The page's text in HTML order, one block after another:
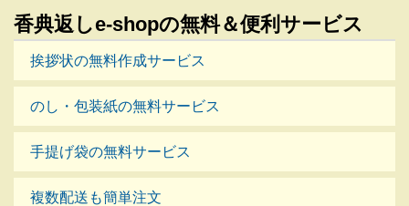
香典返しe-shopの無料＆便利サービス
挨拶状の無料作成サービス
のし・包装紙の無料サービス
手提げ袋の無料サービス
複数配送も簡単注文